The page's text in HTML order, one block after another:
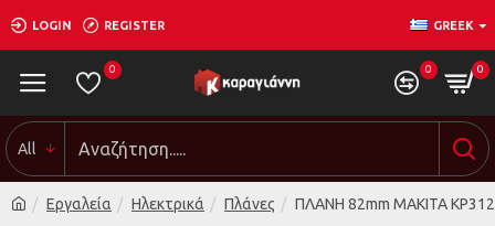
LOGIN REGISTER GREEK
0 0 0
All
Εργαλεία Ηλεκτρικά Πλάνες ΠΛΑΝΗ 82mm ΜΑΚΙΤΑ